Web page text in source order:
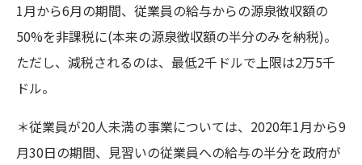
1月から6月の期間、従業員の給与からの源泉徴収額の
50%を非課税に(本来の源泉徴収額の半分のみを納税)。
ただし、減税されるのは、最低2千ドルで上限は2万5千
ドル。
＊従業員が20人未満の事業については、2020年1月から9
月30日の期間、見習いの従業員への給与の半分を政府が